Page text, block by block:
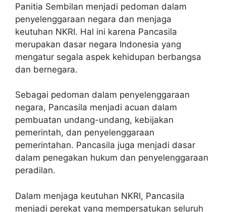
Panitia Sembilan menjadi pedoman dalam
penyelenggaraan negara dan menjaga
keutuhan NKRI. Hal ini karena Pancasila
merupakan dasar negara Indonesia yang
mengatur segala aspek kehidupan berbangsa
dan bernegara.
Sebagai pedoman dalam penyelenggaraan
negara, Pancasila menjadi acuan dalam
pembuatan undang-undang, kebijakan
pemerintah, dan penyelenggaraan
pemerintahan. Pancasila juga menjadi dasar
dalam penegakan hukum dan penyelenggaraan
peradilan.
Dalam menjaga keutuhan NKRI, Pancasila
menjadi perekat yang mempersatukan seluruh